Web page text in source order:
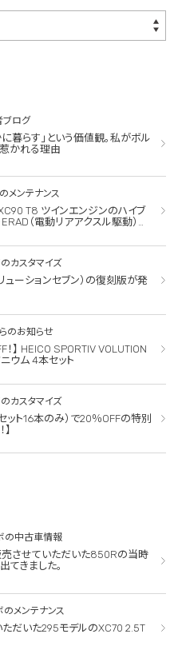
ブログ
に暮らす」という価値観。私がボル
かれる理由
メンテナンス
T8 ツインエンジンのハイブ
（電動リアアクスル駆動）交
カスタマイズ
ューションセブン）の復刻版が発
のお知らせ
ウム 4本セット
カスタマイズ
ット16本のみ）で20％OFFの特別
の中古車情報
売させていただいた850Rの当時
てきました。
のメンテナンス
だいた295モデルのXC70 2.5T